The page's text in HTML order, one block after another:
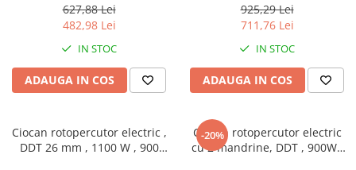
EMTOP
627,88 Lei
482,98 Lei
IN STOC
ADAUGA IN COS
cutie de transport -
ELRH202287, EMTOP
925,29 Lei
711,76 Lei
IN STOC
ADAUGA IN COS
Ciocan rotopercutor electric ,
DDT 26 mm , 1100 W , 900
-20%
Ciocan rotopercutor electric
cu 2 mandrine, DDT , 900W ,